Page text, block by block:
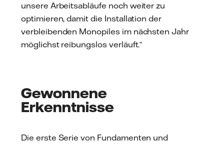
unsere Arbeitsabläufe noch weiter zu
optimieren, damit die Installation der
verbleibenden Monopiles im nächsten Jahr
möglichst reibungslos verläuft.“
Gewonnene
Erkenntnisse
Die erste Serie von Fundamenten und